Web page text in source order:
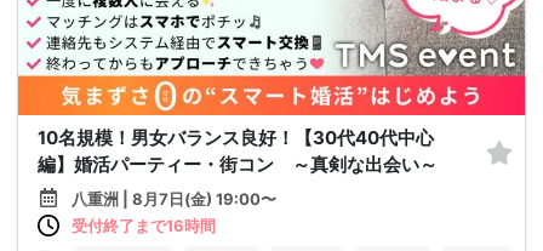
10名規模！男女バランス良好！【30代40代中心
編】婚活パーティー・街コン ～真剣な出会い～
八重洲 | 8月7日(金) 19:00〜
受付終了まで16時間